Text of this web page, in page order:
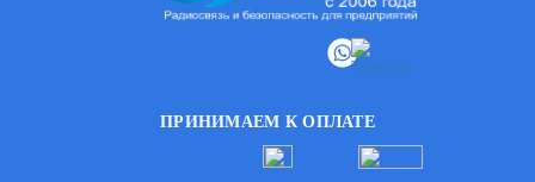
ПРИНИМАЕМ К ОПЛАТЕ